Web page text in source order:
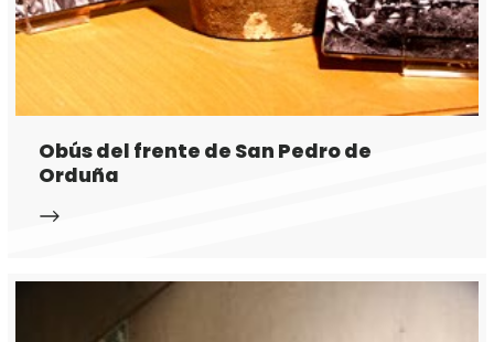
Obús del frente de San Pedro de
Orduña